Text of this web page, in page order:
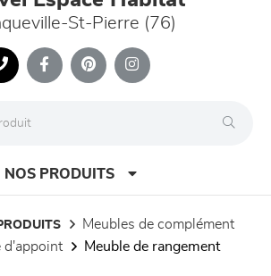
St-Pierre (76)
NOS PRODUITS
meubles de complément
d'appoint
meuble de rangement